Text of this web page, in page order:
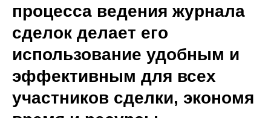
процесса ведения журнала
сделок делает его
использование удобным и
эффективным для всех
участников сделки, экономя